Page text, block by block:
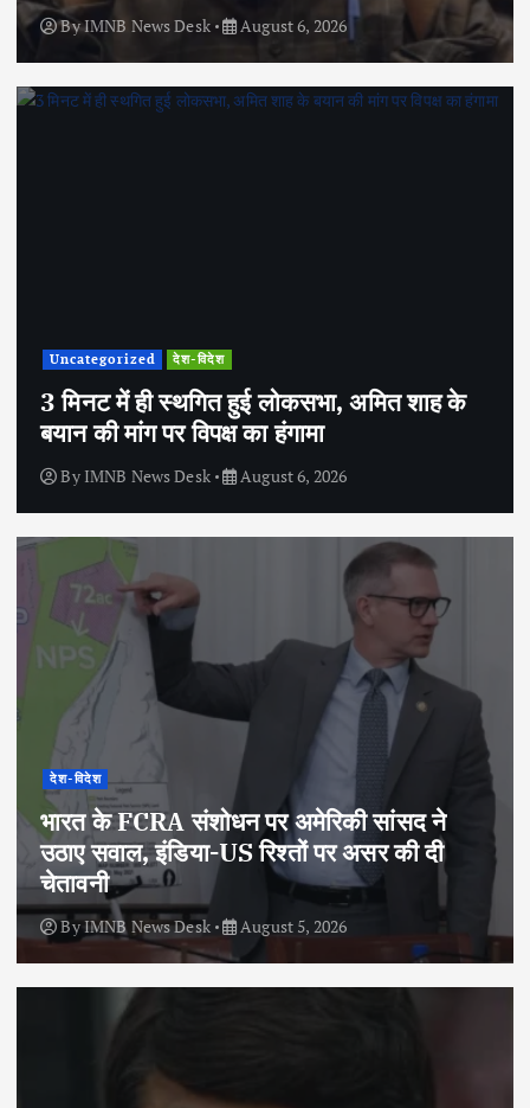
ByIMNB News Desk August 6, 2026
Uncategorized देश-विदेश
3 मिनट में ही स्थगित हुई लोकसभा, अमित शाह के
बयान की मांग पर विपक्ष का हंगामा
By IMNB News Desk August 6, 2026
देश-विदेश
भारत के FCRA संशोधन पर अमेरिकी सांसद ने
उठाए सवाल, इंडिया-US रिश्तों पर असर की दी
चेतावनी
ByIMNB News Desk August 5, 2026